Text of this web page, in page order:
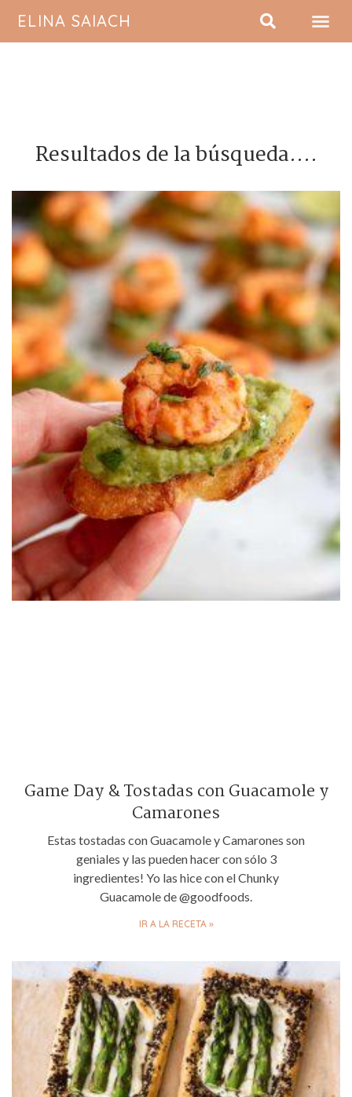
ELINA SAIACH
Resultados de la búsqueda....
Game Day & Tostadas con Guacamole y
Camarones
Estas tostadas con Guacamole y Camarones son
geniales y las pueden hacer con sólo 3
ingredientes! Yo las hice con el Chunky
Guacamole de @goodfoods.
IR A LA RECETA »